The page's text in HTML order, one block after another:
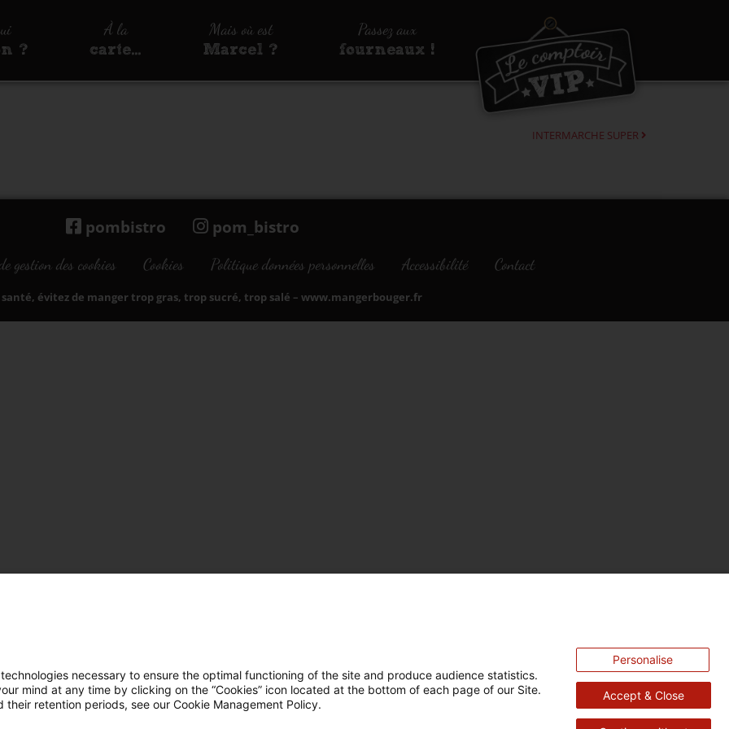
?
À la
carte…
Mais où est
Marcel ?
Passez aux
fourneaux !
INTERMARCHE SUPER
pombistro pom_bistro
gestion des cookies Cookies Politique données personnelles Accessibilité Contact
évitez de manger trop gras, trop sucré, trop salé – www.mangerbouger.fr
necessary to ensure the optimal functioning of the site and produce audience statistics.
mind at any time by clicking on the “Cookies” icon located at the bottom of each page of our Site.
retention periods, see our Cookie Management Policy.
Personalise
Accept & Close